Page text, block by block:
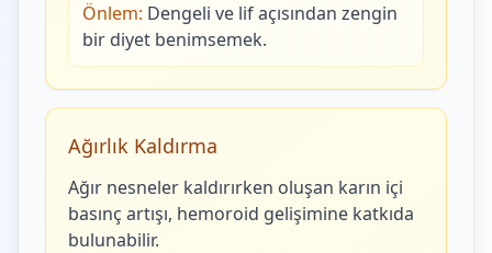
Önlem: Dengeli ve lif açısından zengin
bir diyet benimsemek.
Ağırlık Kaldırma
Ağır nesneler kaldırırken oluşan karın içi
basınç artışı, hemoroid gelişimine katkıda
bulunabilir.